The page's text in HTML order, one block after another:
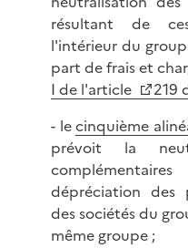
résultant de
l'intérieur du
part de frais et
I de l'article
219
- lecinquième
prévoit la
dépréciation des
des sociétés du
même groupe ;